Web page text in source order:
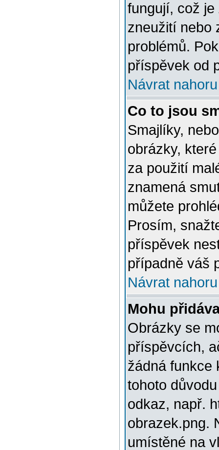
fungují, což je
zneužití nebo
problémů.
příspěvek od
Návrat nahoru
Co to jsou
Smajlíky,
obrázky,
za použití
znamená
můžete
Prosím,
příspěvek
případně váš
Návrat nahoru
Mohu
Obrázky se
příspěvcích,
žádná funkce
tohoto
odkaz, např.
obrazek.png.
umístěné na